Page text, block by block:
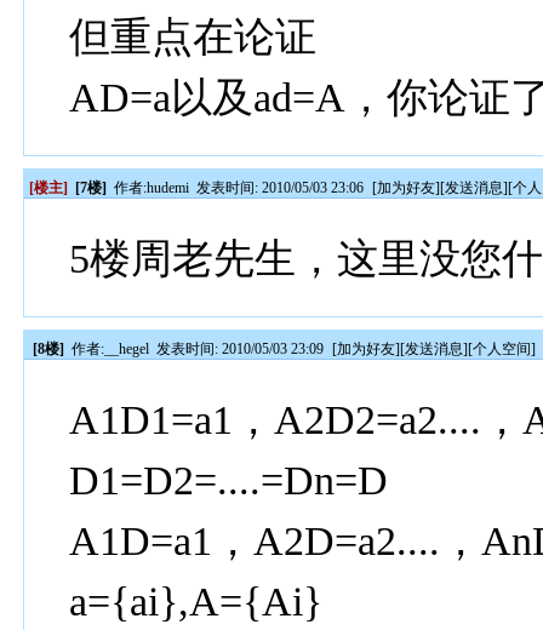
但重点在论证
AD=a以及ad=A，你论证
[楼主] [7楼] 作者:hudemi 发表时间: 2010/05/03 23:06 [加为好友][发送消息][个
5楼周老先生，这里没您
[8楼] 作者: __hegel 发表时间: 2010/05/03 23:09 [加为好友][发送消息][个人空间]
A1D1=a1，A2D2=a2....，
D1=D2=....=Dn=D
A1D=a1，A2D=a2....，
a={ai},A={Ai}